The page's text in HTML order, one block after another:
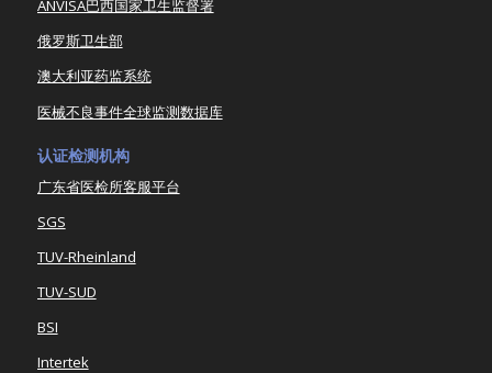
ANVISA巴西国家卫生监督署
俄罗斯卫生部
澳大利亚药监系统
医械不良事件全球监测数据库
认证检测机构
广东省医检所客服平台
SGS
TUV-Rheinland
TUV-SUD
BSI
Intertek